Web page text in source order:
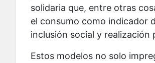
solidaria que, entre otras
el consumo como indicador
inclusión social y realización
Estos modelos no solo